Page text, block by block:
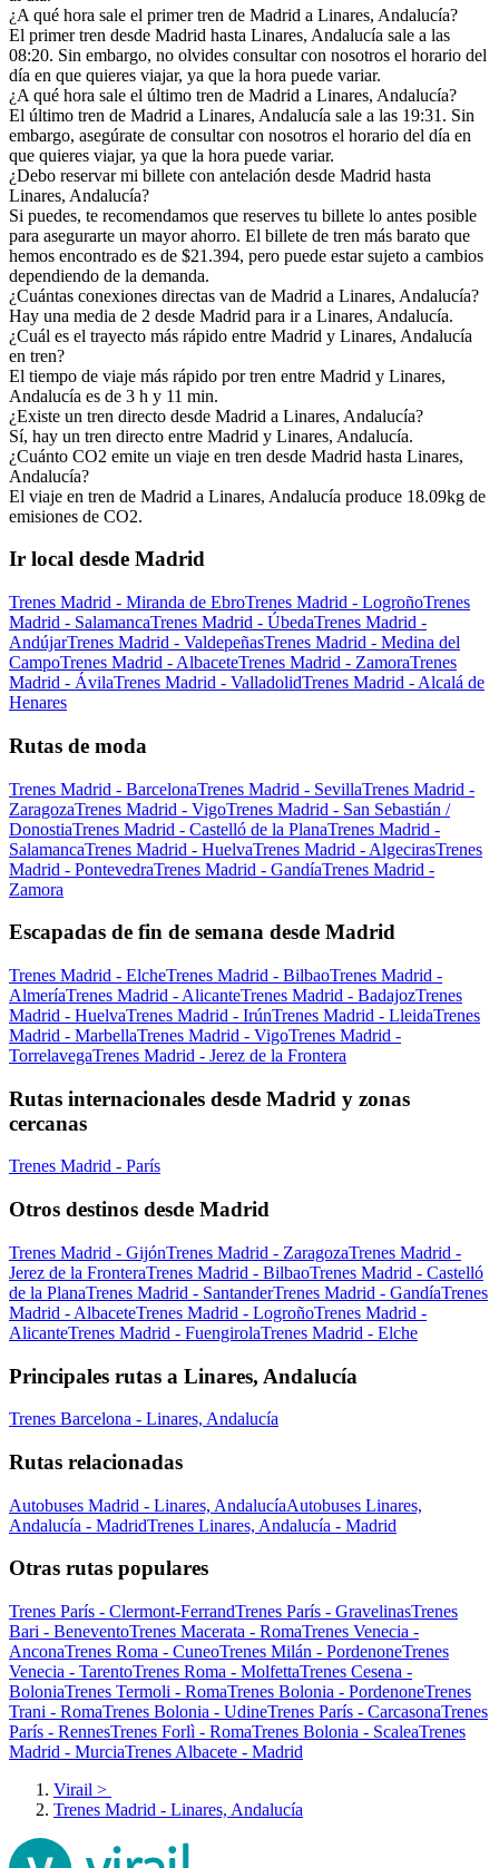
¿A qué hora sale el primer tren de Madrid a Linares, Andalucía?
El primer tren desde Madrid hasta Linares, Andalucía sale a las
08:20. Sin embargo, no olvides consultar con nosotros el horario del
día en que quieres viajar, ya que la hora puede variar.
¿A qué hora sale el último tren de Madrid a Linares, Andalucía?
El último tren de Madrid a Linares, Andalucía sale a las 19:31. Sin
embargo, asegúrate de consultar con nosotros el horario del día en
que quieres viajar, ya que la hora puede variar.
¿Debo reservar mi billete con antelación desde Madrid hasta
Linares, Andalucía?
Si puedes, te recomendamos que reserves tu billete lo antes posible
para asegurarte un mayor ahorro. El billete de tren más barato que
hemos encontrado es de $21.394, pero puede estar sujeto a cambios
dependiendo de la demanda.
¿Cuántas conexiones directas van de Madrid a Linares, Andalucía?
Hay una media de 2 desde Madrid para ir a Linares, Andalucía.
¿Cuál es el trayecto más rápido entre Madrid y Linares, Andalucía
en tren?
El tiempo de viaje más rápido por tren entre Madrid y Linares,
Andalucía es de 3 h y 11 min.
¿Existe un tren directo desde Madrid a Linares, Andalucía?
Sí, hay un tren directo entre Madrid y Linares, Andalucía.
¿Cuánto CO2 emite un viaje en tren desde Madrid hasta Linares,
Andalucía?
El viaje en tren de Madrid a Linares, Andalucía produce 18.09kg de
emisiones de CO2.
Ir local desde Madrid
Trenes Madrid - Miranda de EbroTrenes Madrid - LogroñoTrenes
Madrid - SalamancaTrenes Madrid - ÚbedaTrenes Madrid -
AndújarTrenes Madrid - ValdepeñasTrenes Madrid - Medina del
CampoTrenes Madrid - AlbaceteTrenes Madrid - ZamoraTrenes
Madrid - ÁvilaTrenes Madrid - ValladolidTrenes Madrid - Alcalá de
Henares
Rutas de moda
Trenes Madrid - BarcelonaTrenes Madrid - SevillaTrenes Madrid -
ZaragozaTrenes Madrid - VigoTrenes Madrid - San Sebastián /
DonostiaTrenes Madrid - Castelló de la PlanaTrenes Madrid -
SalamancaTrenes Madrid - HuelvaTrenes Madrid - AlgecirasTrenes
Madrid - PontevedraTrenes Madrid - GandíaTrenes Madrid -
Zamora
Escapadas de fin de semana desde Madrid
Trenes Madrid - ElcheTrenes Madrid - BilbaoTrenes Madrid -
AlmeríaTrenes Madrid - AlicanteTrenes Madrid - BadajozTrenes
Madrid - HuelvaTrenes Madrid - IrúnTrenes Madrid - LleidaTrenes
Madrid - MarbellaTrenes Madrid - VigoTrenes Madrid -
TorrelavegaTrenes Madrid - Jerez de la Frontera
Rutas internacionales desde Madrid y zonas
cercanas
Trenes Madrid - París
Otros destinos desde Madrid
Trenes Madrid - GijónTrenes Madrid - ZaragozaTrenes Madrid -
Jerez de la FronteraTrenes Madrid - BilbaoTrenes Madrid - Castelló
de la PlanaTrenes Madrid - SantanderTrenes Madrid - GandíaTrenes
Madrid - AlbaceteTrenes Madrid - LogroñoTrenes Madrid -
AlicanteTrenes Madrid - FuengirolaTrenes Madrid - Elche
Principales rutas a Linares, Andalucía
Trenes Barcelona - Linares, Andalucía
Rutas relacionadas
Autobuses Madrid - Linares, AndalucíaAutobuses Linares,
Andalucía - MadridTrenes Linares, Andalucía - Madrid
Otras rutas populares
Trenes París - Clermont-FerrandTrenes París - GravelinasTrenes
Bari - BeneventoTrenes Macerata - RomaTrenes Venecia -
AnconaTrenes Roma - CuneoTrenes Milán - PordenoneTrenes
Venecia - TarentoTrenes Roma - MolfettaTrenes Cesena -
BoloniaTrenes Termoli - RomaTrenes Bolonia - PordenoneTrenes
Trani - RomaTrenes Bolonia - UdineTrenes París - CarcasonaTrenes
París - RennesTrenes Forlì - RomaTrenes Bolonia - ScaleaTrenes
Madrid - MurciaTrenes Albacete - Madrid
Virail >
Trenes Madrid - Linares, Andalucía